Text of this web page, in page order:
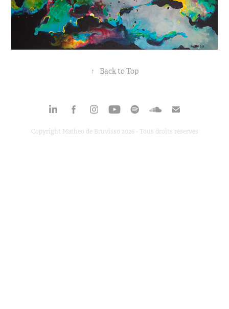
↑ Back to Top
Copyright Matheo de Bruvisso 2026 - Tous droits réservés